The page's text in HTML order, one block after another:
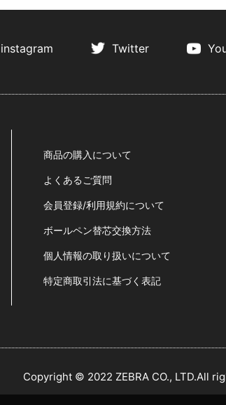
instagram Twitter
商品の購入について
よくあるご質問
会員登録/利用規約について
ボールペン替芯交換方法
個人情報の取り扱いについて
特定商取引法に基づく表記
Copyright © 2022 ZEBRA CO., LTD.All